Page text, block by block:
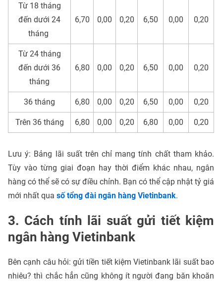
Từ 18 tháng
đến dưới 24
tháng
6,70 0,00 0,20 6,50 0,00 0,20
Từ 24 tháng
đến dưới 36
tháng
6,80 0,00 0,20 6,50 0,00 0,20
36 tháng 6,80 0,00 0,20 6,50 0,00 0,20
Trên 36 tháng 6,80 0,00 0,20 6,80 0,00 0,20
Lưu ý: Bảng lãi suất trên chỉ mang tính chất tham khảo.
Tùy vào từng giai đoạn hay thời điểm khác nhau, ngân
hàng có thể sẽ có sự điều chỉnh. Bạn có thể cập nhật tỷ giá
mới nhất qua số tổng đài ngân hàng Vietinbank.
3. Cách tính lãi suất gửi tiết kiệm
ngân hàng Vietinbank
Bên cạnh câu hỏi: gửi tiền tiết kiệm Vietinbank lãi suất bao
nhiêu? thì chắc hẳn cũng không ít người đang băn khoăn